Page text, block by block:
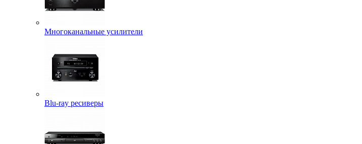
Многоканальные усилители
Blu-ray ресиверы